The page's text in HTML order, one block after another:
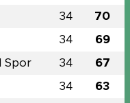
34 70
34 69
Spor 34 67
34 63